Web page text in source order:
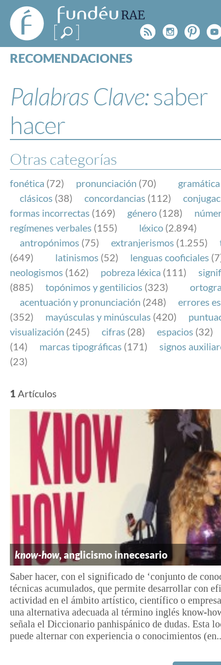
FundéuRAE
- Fundación
del Español
Urgente
Rss
RECOMENDACIONES
ESPECIALES
BLOG
NOTICIAS
FundéuRAE es una fundación patrocinada por la
y la Real Academia Española, cuyo objetivo es
el buen uso del español en los medios de
Internet.
Palabras Clave:saber
hacer
Otras categorías
fonética (72) pronunciación (70) gramática
clásicos (38) concordancias (112)
formas incorrectas (169) género (128)
regímenes verbales (155) léxico (2.894)
antropónimos (75) extranjerismos (1.255)
(649)
latinismos (52) lenguas cooficiales
neologismos (162) pobreza léxica (111)
(885)
topónimos y gentilicios (323)
acentuación y pronunciación (248)
errores
(352)
mayúsculas y minúsculas (420)
visualización (245) cifras (28) espacios (32)
(14)
marcas tipográficas (171)
signos
(23)
1 Artículos
know-how, anglicismo innecesario
Saber hacer, con el significado de ‘conjunto de
técnicas acumulados, que permite desarrollar con
actividad en el ámbito artístico, científico o
una alternativa adecuada al término inglés know-
señala el Diccionario panhispánico de dudas. Esta
puede alternar con experiencia o conocimientos